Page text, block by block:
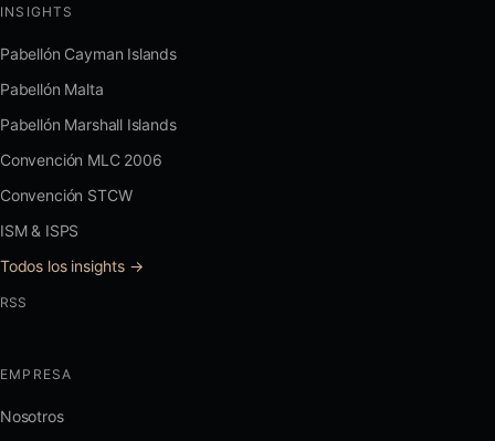
INSIGHTS
Pabellón Cayman Islands
Pabellón Malta
Pabellón Marshall Islands
Convención MLC 2006
Convención STCW
ISM & ISPS
Todos los insights →
RSS
EMPRESA
Nosotros